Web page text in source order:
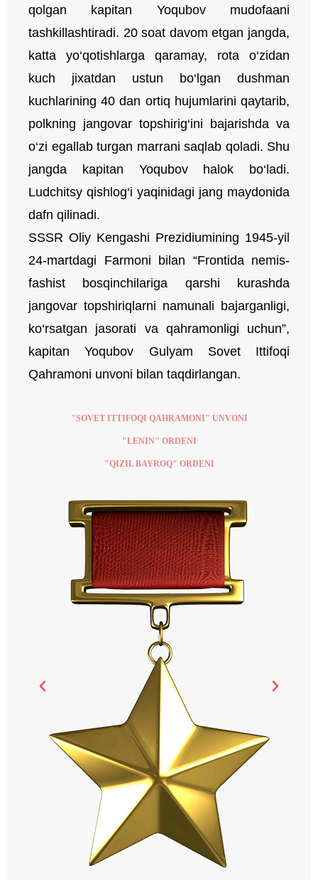
qolgan kapitan Yoqubov mudofaani
tashkillashtiradi. 20 soat davom etgan jangda,
katta yo‘qotishlarga qaramay, rota o‘zidan
kuch jixatdan ustun bo‘lgan dushman
kuchlarining 40 dan ortiq hujumlarini qaytarib,
polkning jangovar topshirig‘ini bajarishda va
o‘zi egallab turgan marrani saqlab qoladi. Shu
jangda kapitan Yoqubov halok bo‘ladi.
Ludchitsy qishlog‘i yaqinidagi jang maydonida
dafn qilinadi.
SSSR Oliy Kengashi Prezidiumining 1945-yil
24-martdagi Farmoni bilan “Frontida nemis-
fashist bosqinchilariga qarshi kurashda
jangovar topshiriqlarni namunali bajarganligi,
ko‘rsatgan jasorati va qahramonligi uchun”,
kapitan Yoqubov Gulyam Sovet Ittifoqi
Qahramoni unvoni bilan taqdirlangan.
"SOVET ITTIFOQI QAHRAMONI" UNVONI
"LENIN" ORDENI
"QIZIL BAYROQ" ORDENI